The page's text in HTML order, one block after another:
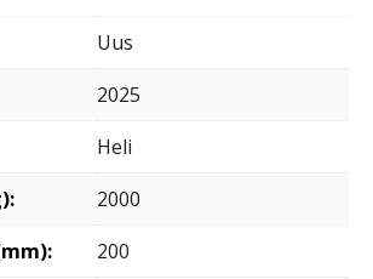
Uus
2025
Heli
2000
200